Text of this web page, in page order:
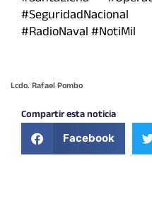
#RadioNaval #NotiMil
Lcdo. Rafael Pombo
Compartir esta noticia
Facebook